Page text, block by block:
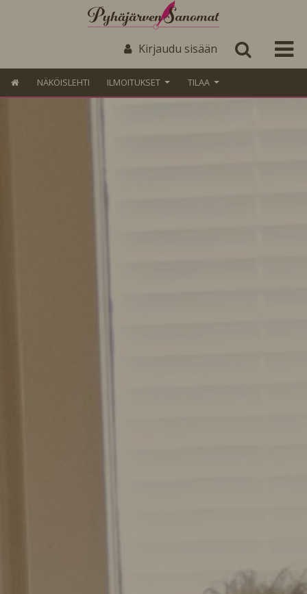
Kirjaudu sisään
NÄKÖISLEHTI ILMOITUKSET TILAA